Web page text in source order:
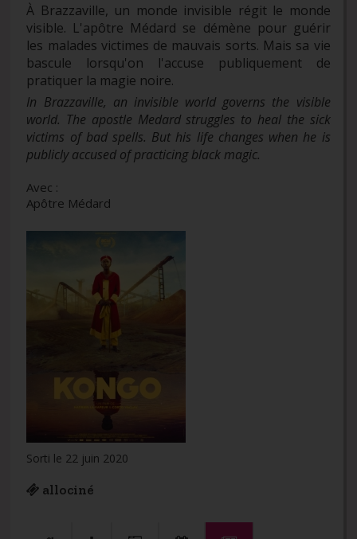
À Brazzaville, un monde invisible régit le monde
visible. L'apôtre Médard se démène pour guérir
les malades victimes de mauvais sorts. Mais sa vie
bascule lorsqu'on l'accuse publiquement de
pratiquer la magie noire.
In Brazzaville, an invisible world governs the visible
world. The apostle Medard struggles to heal the sick
victims of bad spells. But his life changes when he is
publicly accused of practicing black magic.
Avec :
Apôtre Médard
Sorti le 22 juin 2020
allociné